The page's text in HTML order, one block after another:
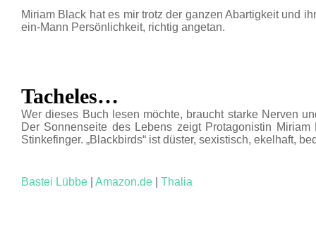
Miriam Black hat es mir trotz der ganzen Abartigkeit und
ein-Mann Persönlichkeit, richtig angetan.
Tacheles…
Wer dieses Buch lesen möchte, braucht starke Nerven
Der Sonnenseite des Lebens zeigt Protagonistin
Stinkefinger. „Blackbirds“ ist düster, sexistisch, ekelhaft,
Bastei Lübbe Amazon.de Thalia